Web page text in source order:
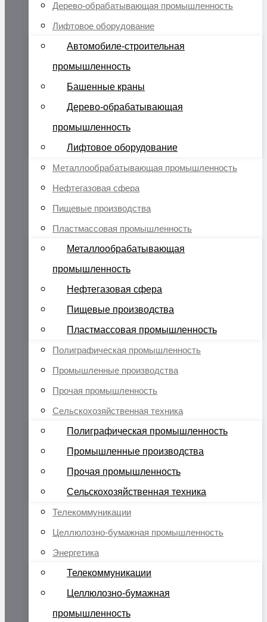
Дерево-обрабатывающая промышленность
Лифтовое оборудование
Автомобиле-строительная
промышленность
Башенные краны
Дерево-обрабатывающая
промышленность
Лифтовое оборудование
Металлообрабатывающая промышленность
Нефтегазовая сфера
Пищевые производства
Пластмассовая промышленность
Металлообрабатывающая
промышленность
Нефтегазовая сфера
Пищевые производства
Пластмассовая промышленность
Полиграфическая промышленность
Промышленные производства
Прочая промышленность
Сельскохозяйственная техника
Полиграфическая промышленность
Промышленные производства
Прочая промышленность
Сельскохозяйственная техника
Телекоммуникации
Целлюлозно-бумажная промышленность
Энергетика
Телекоммуникации
Целлюлозно-бумажная
промышленность